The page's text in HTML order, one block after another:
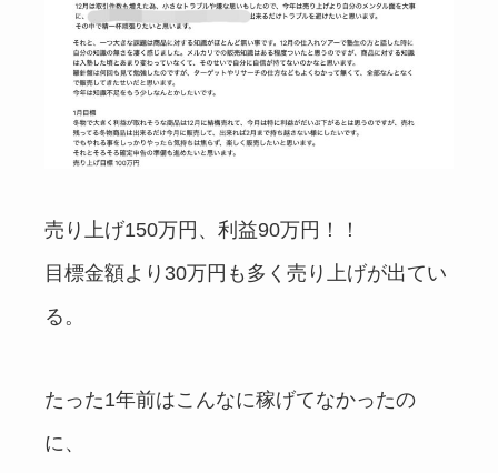
売り上げ150万円、利益90万円！！
目標金額より30万円も多く売り上げが出てい
る。
たった1年前はこんなに稼げてなかったの
に、